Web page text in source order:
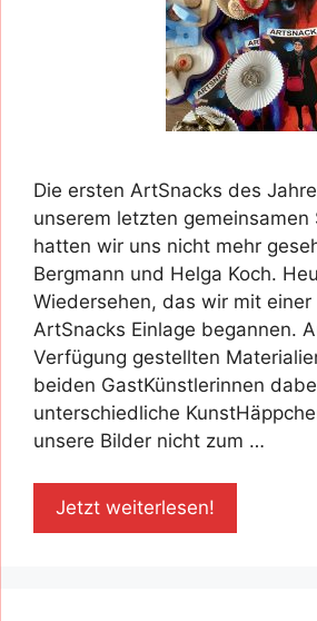
Die ersten ArtSnacks des
unserem letzten gemeinsamen
hatten wir uns nicht mehr
Bergmann und Helga Koch.
Wiedersehen, das wir mit einer
ArtSnacks Einlage begannen.
Verfügung gestellten
beiden GastKünstlerinnen
unterschiedliche
unsere Bilder nicht zum …
Jetzt weiterlesen!